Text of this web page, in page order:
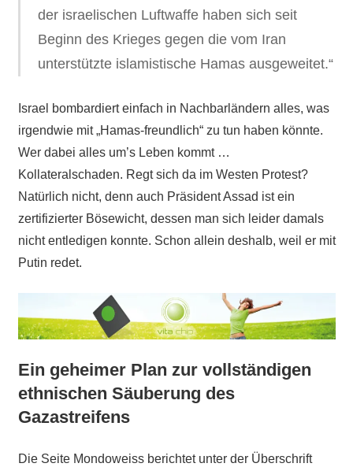
der israelischen Luftwaffe haben sich seit
Beginn des Krieges gegen die vom Iran
unterstützte islamistische Hamas ausgeweitet.“
Israel bombardiert einfach in Nachbarländern alles, was
irgendwie mit „Hamas-freundlich“ zu tun haben könnte.
Wer dabei alles um’s Leben kommt …
Kollateralschaden. Regt sich da im Westen Protest?
Natürlich nicht, denn auch Präsident Assad ist ein
zertifizierter Bösewicht, dessen man sich leider damals
nicht entledigen konnte. Schon allein deshalb, weil er mit
Putin redet.
Ein geheimer Plan zur vollständigen
ethnischen Säuberung des
Gazastreifens
Die Seite Mondoweiss berichtet unter der Überschrift